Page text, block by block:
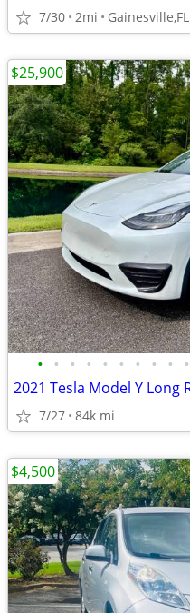
7/30 2mi Gainesville,FL
• • • • • • • • • •
7/27 84k mi
$25,900
$4,500